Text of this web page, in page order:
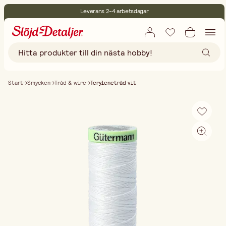
Leverans 2-4 arbetsdagar
Fri frakt vid köp över 499:-
Start Smycken Tråd & wire Terylenetråd vit